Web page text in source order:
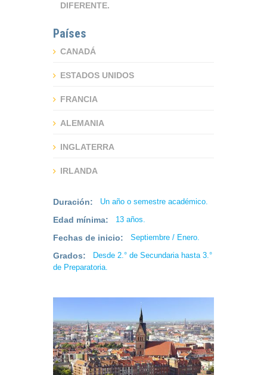
DIFERENTE.
Países
CANADÁ
ESTADOS UNIDOS
FRANCIA
ALEMANIA
INGLATERRA
IRLANDA
Duración: Un año o semestre académico.
Edad mínima: 13 años.
Fechas de inicio: Septiembre / Enero.
Grados:
Desde 2.° de Secundaria hasta 3.°
de Preparatoria.